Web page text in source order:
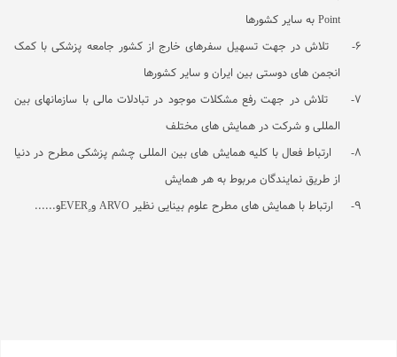
Point به سایر کشورها
6-
تلاش در جهت تسهیل سفرهای خارج از کشور جامعه پزشکی با کمک
انجمن های دوستی بین ایران و سایر کشورها
7-
تلاش در جهت رفع مشکلات موجود در تبادلات مالی با سازمانهای بین
المللی و شرکت در همایش های مختلف
8-
ارتباط فعال با کلیه همایش های بین المللی چشم پزشکی مطرح در دنیا
از طریق نمایندگان مربوط به هر همایش
9-
ارتباط با همایش های مطرح علوم بینایی نظیر ARVO و ٍEVERو......